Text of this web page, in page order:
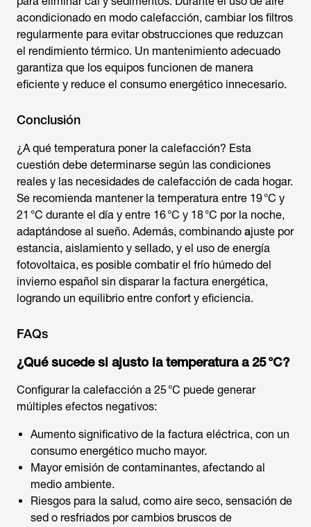
acondicionado en modo calefacción, cambiar los filtros
regularmente para evitar obstrucciones que reduzcan
el rendimiento térmico. Un mantenimiento adecuado
garantiza que los equipos funcionen de manera
eficiente y reduce el consumo energético innecesario.
Conclusión
¿A qué temperatura poner la calefacción? Esta
cuestión debe determinarse según las condiciones
reales y las necesidades de calefacción de cada hogar.
Se recomienda mantener la temperatura entre 19 °C y
21 °C durante el día y entre 16 °C y 18 °C por la noche,
adaptándose al sueño. Además, combinando ajuste por
estancia, aislamiento y sellado, y el uso de energía
fotovoltaica, es posible combatir el frío húmedo del
invierno español sin disparar la factura energética,
logrando un equilibrio entre confort y eficiencia.
FAQs
¿Qué sucede si ajusto la temperatura a 25 °C?
Configurar la calefacción a 25 °C puede generar
múltiples efectos negativos:
Aumento significativo de la factura eléctrica, con un
consumo energético mucho mayor.
Mayor emisión de contaminantes, afectando al
medio ambiente.
Riesgos para la salud, como aire seco, sensación de
sed o resfriados por cambios bruscos de